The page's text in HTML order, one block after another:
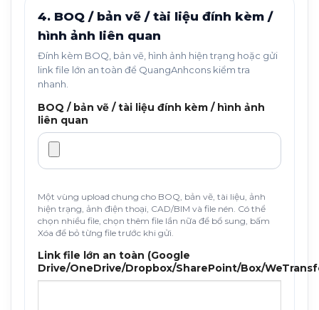
4. BOQ / bản vẽ / tài liệu đính kèm /
hình ảnh liên quan
Đính kèm BOQ, bản vẽ, hình ảnh hiện trạng hoặc gửi
link file lớn an toàn để QuangAnhcons kiểm tra
nhanh.
BOQ / bản vẽ / tài liệu đính kèm / hình ảnh
liên quan
Một vùng upload chung cho BOQ, bản vẽ, tài liệu, ảnh
hiện trạng, ảnh điện thoại, CAD/BIM và file nén. Có thể
chọn nhiều file, chọn thêm file lần nữa để bổ sung, bấm
Xóa để bỏ từng file trước khi gửi.
Link file lớn an toàn (Google
Drive/OneDrive/Dropbox/SharePoint/Box/